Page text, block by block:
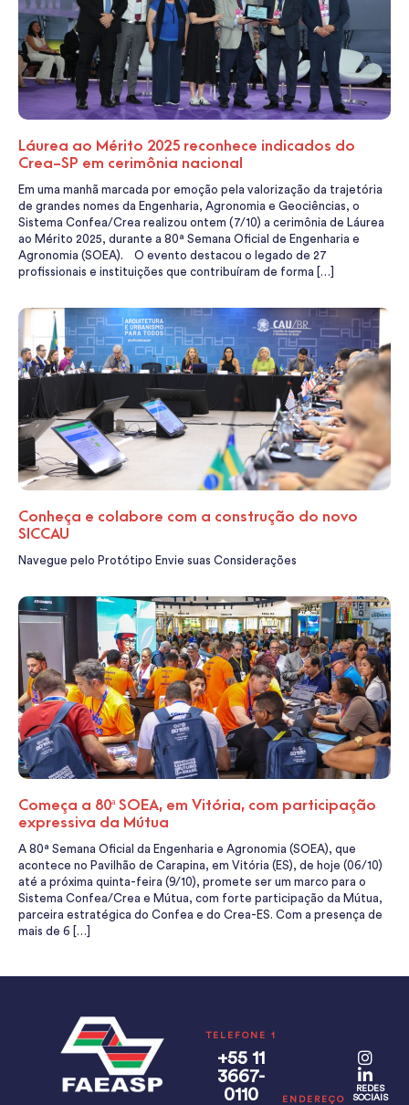
Láurea ao Mérito 2025 reconhece indicados do
Crea-SP em cerimônia nacional
Em uma manhã marcada por emoção pela valorização da trajetória
de grandes nomes da Engenharia, Agronomia e Geociências, o
Sistema Confea/Crea realizou ontem (7/10) a cerimônia de Láurea
ao Mérito 2025, durante a 80ª Semana Oficial de Engenharia e
Agronomia (SOEA). O evento destacou o legado de 27
profissionais e instituições que contribuíram de forma […]
Conheça e colabore com a construção do novo
SICCAU
Navegue pelo Protótipo Envie suas Considerações
Começa a 80ª SOEA, em Vitória, com participação
expressiva da Mútua
A 80ª Semana Oficial da Engenharia e Agronomia (SOEA), que
acontece no Pavilhão de Carapina, em Vitória (ES), de hoje (06/10)
até a próxima quinta-feira (9/10), promete ser um marco para o
Sistema Confea/Crea e Mútua, com forte participação da Mútua,
parceira estratégica do Confea e do Crea-ES. Com a presença de
mais de 6 […]
TELEFONE 1
+55 11
3667-
0110
ENDEREÇO
REDES
SOCIAIS